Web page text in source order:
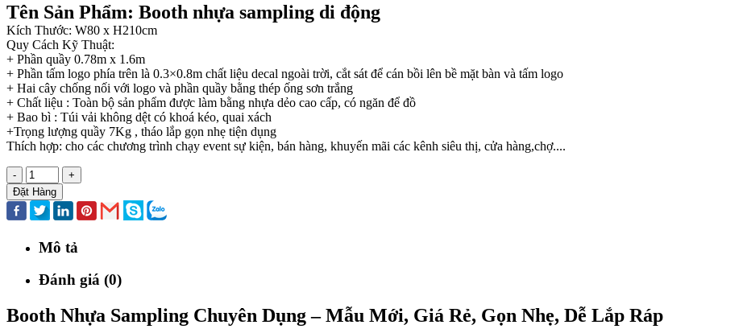
Tên Sản Phẩm: Booth nhựa sampling di động
Kích Thước: W80 x H210cm
Quy Cách Kỹ Thuật:
+ Phần quầy 0.78m x 1.6m
+ Phần tấm logo phía trên là 0.3×0.8m chất liệu decal ngoài trời, cắt sát để cán bồi lên bề mặt bàn và tấm logo
+ Hai cây chống nối với logo và phần quầy bằng thép ống sơn trắng
+ Chất liệu : Toàn bộ sản phẩm được làm bằng nhựa dẻo cao cấp, có ngăn để đồ
+ Bao bì : Túi vải không dệt có khoá kéo, quai xách
+Trọng lượng quầy 7Kg , tháo lắp gọn nhẹ tiện dụng
Thích hợp: cho các chương trình chạy event sự kiện, bán hàng, khuyến mãi các kênh siêu thị, cửa hàng,chợ....
-
+
Đặt Hàng
Mô tả
Đánh giá (0)
Booth Nhựa Sampling Chuyên Dụng – Mẫu Mới, Giá Rẻ, Gọn Nhẹ, Dễ Lắp Ráp